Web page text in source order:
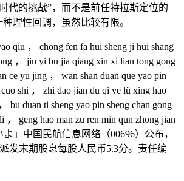
代的挑战”，而不是前任特拉斯定位的
理性回调，虽然比较有限。
chong fen fa hui sheng ji hui shang
， jin yi bu jia qiang xin xi lian tong gong
ce yu jing ， wan shan duan que yao pin
shi ， zhi dao jian du qi ye lü xing hao
bu duan ti sheng yao pin sheng chan gong
， geng hao man zu ren min qun zhong jian
よ」中国民航信息网络（00696）公布，
发末期股息每股人民币5.3分。责任编